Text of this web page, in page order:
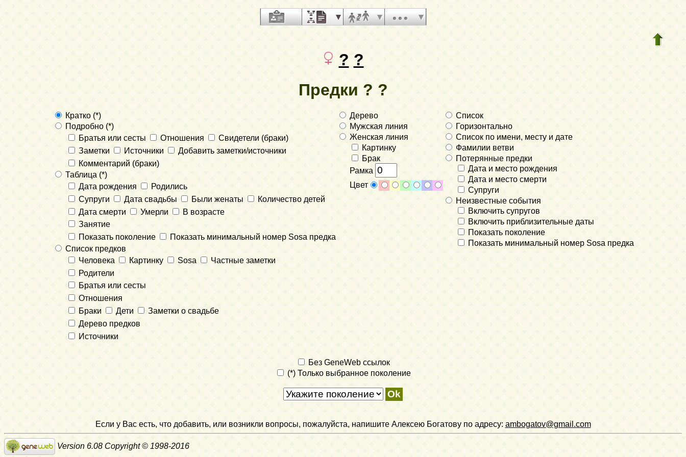
? ?
Предки ? ?
Кратко (*)
Подробно (*)
Братья или сесты
Отношения
Свидетели (браки)
Заметки
Источники
Добавить заметки/источники
Комментарий (браки)
Таблица (*)
Дата рождения
Родились
Супруги
Дата свадьбы Были женаты
Количество детей
Дата смерти
Умерли
В возрасте
Занятие
Показать поколение
Показать минимальный номер Sosa предка
Список предков
Человека
Картинку Sosa
Частные заметки
Родители
Братья или сесты
Отношения
Браки
Дети
Заметки о свадьбе
Дерево предков
Источники
Дерево
Мужская линия
Женская линия
Картинку
Брак
Рамка
Цвет
Список
Горизонтально
Список по имени, месту и дате
Фамилии ветви
Потерянные предки
Дата и место рождения
Дата и место смерти
Супруги
Неизвестные события
Включить супругов
Включить приблизительные даты
Показать поколение
Показать минимальный номер Sosa предка
Без GeneWeb ссылок
(*) Только выбранное поколение
Если у Вас есть, что добавить, или возникли вопросы, пожалуйста, напишите Алексею Богатову по адресу: ambogatov@gmail.com
Version 6.08 Copyright © 1998-2016